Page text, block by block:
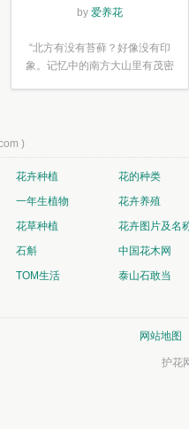
by 爱养花
“北方有没有苔藓？好像没有印
象。记忆中的南方大山里有茂密
)
花卉种植
花的种类
一年生植物
花卉养殖
花草种植
花卉图片及名
石斛
中国花木网
TOM生活 泰山石敢当
网站地图
护花